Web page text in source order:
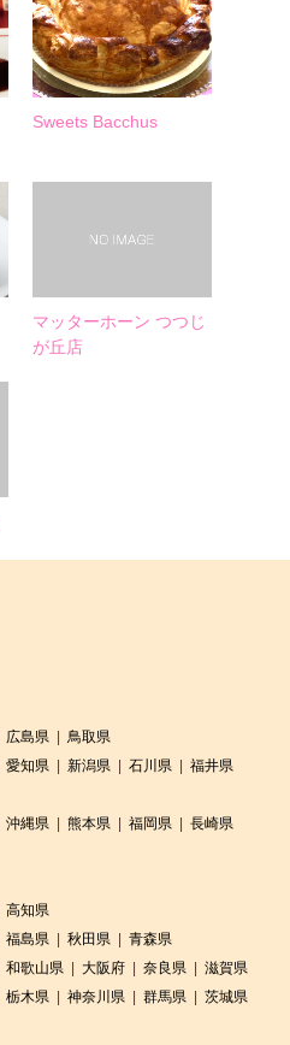
Sweets Bacchus
マッターホーン つつじ
が丘店
広島県
鳥取県
愛知県 新潟県 石川県
福井県
沖縄県 熊本県 福岡県
長崎県
高知県
福島県 秋田県
青森県
和歌山県 大阪府 奈良県
滋賀県
栃木県 神奈川県 群馬県 茨城県